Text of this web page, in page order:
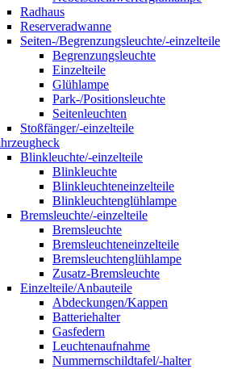
Radhaus
Reserveradwanne
Seiten-/Begrenzungsleuchte/-einzelteile
Begrenzungsleuchte
Einzelteile
Glühlampe
Park-/Positionsleuchte
Seitenleuchten
Stoßfänger/-einzelteile
Blinkleuchte/-einzelteile
Blinkleuchte
Blinkleuchteneinzelteile
Blinkleuchtenglühlampe
Bremsleuchte/-einzelteile
Bremsleuchte
Bremsleuchteneinzelteile
Bremsleuchtenglühlampe
Zusatz-Bremsleuchte
Einzelteile/Anbauteile
Abdeckungen/Kappen
Batteriehalter
Gasfedern
Leuchtenaufnahme
Nummernschildtafel/-halter